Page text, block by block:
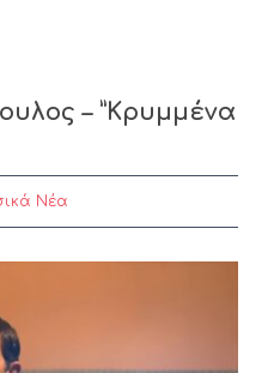
– ”Κρυμμένα
Νέα